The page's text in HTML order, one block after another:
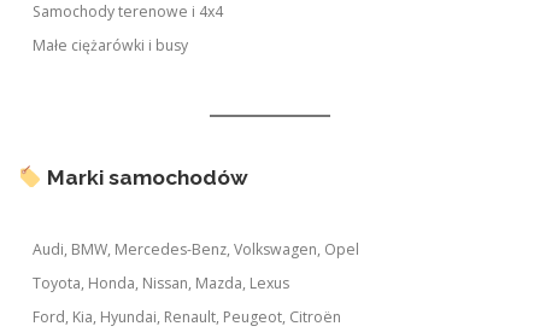
Samochody terenowe i 4x4
Małe ciężarówki i busy
Marki samochodów
Audi, BMW, Mercedes-Benz, Volkswagen, Opel
Toyota, Honda, Nissan, Mazda, Lexus
Ford, Kia, Hyundai, Renault, Peugeot, Citroën